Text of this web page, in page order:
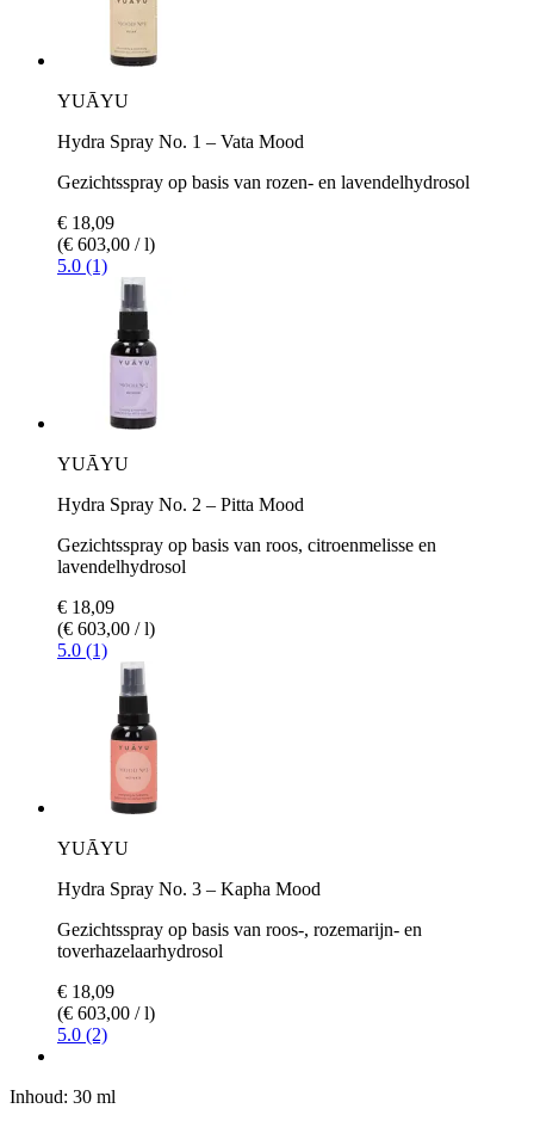
YUĀYU
Hydra Spray No. 1 – Vata Mood
Gezichtsspray op basis van rozen- en lavendelhydrosol
€ 18,09
(€ 603,00 / l)
5.0 (1)
YUĀYU
Hydra Spray No. 2 – Pitta Mood
Gezichtsspray op basis van roos, citroenmelisse en
lavendelhydrosol
€ 18,09
(€ 603,00 / l)
5.0 (1)
YUĀYU
Hydra Spray No. 3 – Kapha Mood
Gezichtsspray op basis van roos-, rozemarijn- en
toverhazelaarhydrosol
€ 18,09
(€ 603,00 / l)
5.0 (2)
Inhoud: 30 ml